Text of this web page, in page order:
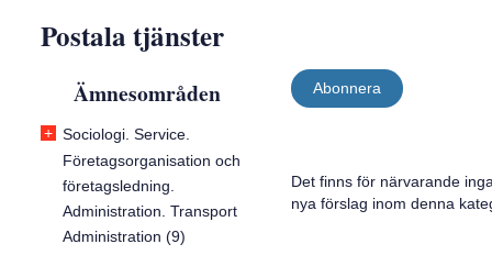
Postala tjänster
Ämnesområden
+ Sociologi. Service.
Företagsorganisation och
företagsledning.
Administration. Transport
Administration (9)
Abonnera
Det finns för närvarande
nya förslag inom denna